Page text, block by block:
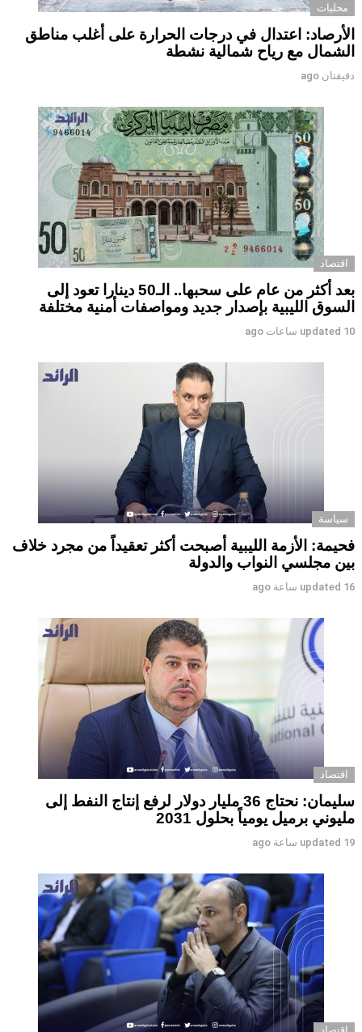
محليات
الأرصاد: اعتدال في درجات الحرارة على أغلب مناطق
الشمال مع رياح شمالية نشطة
دقيقتان ago
اقتصاد
بعد أكثر من عام على سحبها.. الـ50 دينارا تعود إلى
السوق الليبية بإصدار جديد ومواصفات أمنية مختلفة
updated 10 ساعات ago
سياسة
فحيمة: الأزمة الليبية أصبحت أكثر تعقيداً من مجرد خلاف
بين مجلسي النواب والدولة
updated 16 ساعة ago
اقتصاد
سليمان: نحتاج 36 مليار دولار لرفع إنتاج النفط إلى
مليوني برميل يومياً بحلول 2031
updated 19 ساعة ago